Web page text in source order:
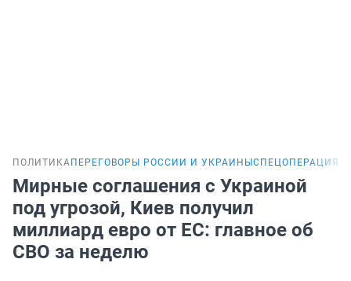
ПОЛИТИКА ПЕРЕГОВОРЫ РОССИИ И УКРАИНЫ СПЕЦОПЕРАЦИЯ
Мирные соглашения с Украиной
под угрозой, Киев получил
миллиард евро от ЕС: главное об
СВО за неделю